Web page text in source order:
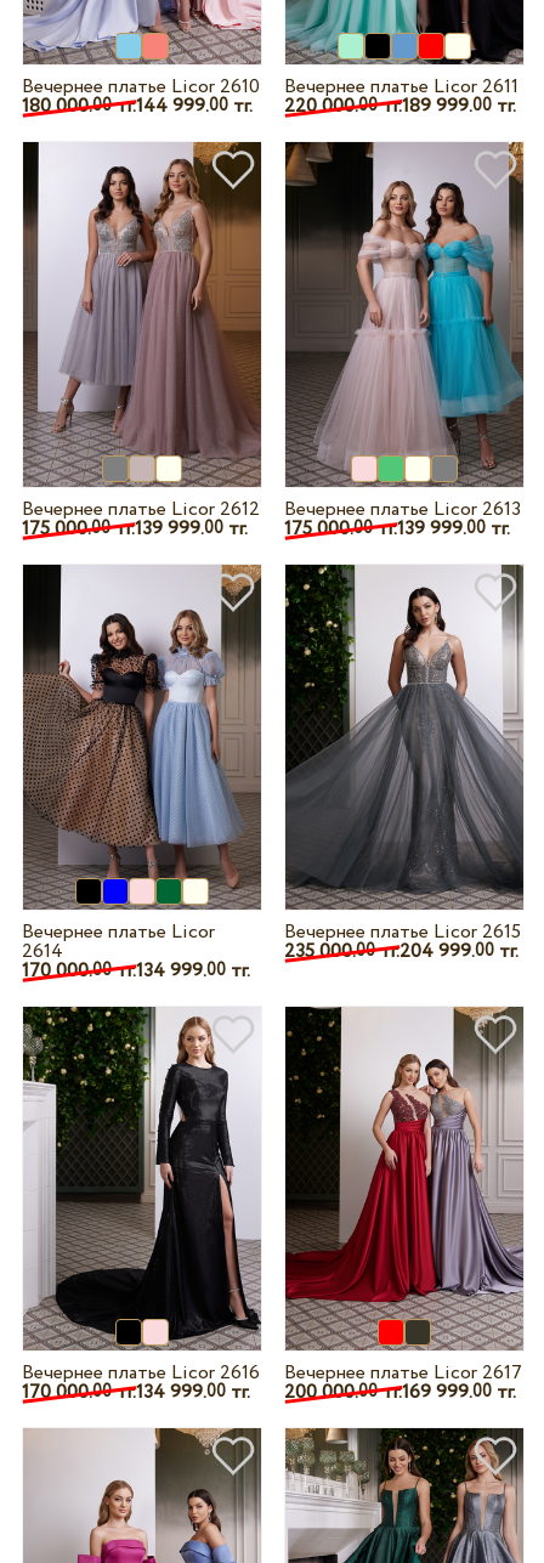
Вечернее платье Licor 2610
180 000.00тг.144 999.00тг.
Вечернее платье Licor 2611
220 000.00тг.189 999.00 тг.
Вечернее платье Licor 2612
175 000.00тг.139 999.00тг.
Вечернее платье Licor 2613
175 000.00тг.139 999.00 тг.
Вечернее платье Licor
2614
170 000.00тг.134 999.00тг.
Вечернее платье Licor 2615
235 000.00тг.204 999.00 тг.
Вечернее платье Licor 2616
170 000.00тг.134 999.00тг.
Вечернее платье Licor 2617
200 000.00тг.169 999.00 тг.